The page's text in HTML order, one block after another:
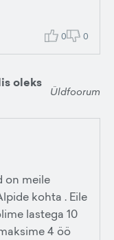
0 0
oleks
Üldfoorum
on meile
kohta . Eile
lastega 10
4 öö